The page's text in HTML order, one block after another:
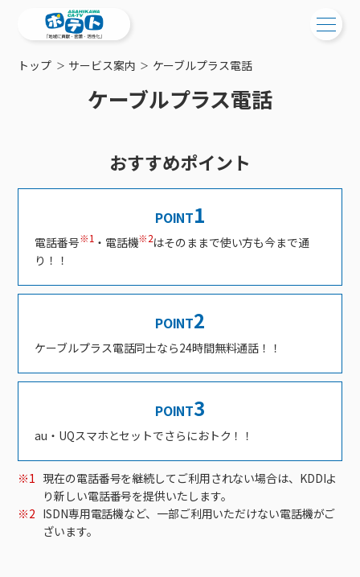
工事・配線について
ポテトを導入している集合住宅
物件情報
特典・キャンペーン
ご加入中のサービス確認・変更
サポートサービス
新着情報
ポテトからのプレゼント
イベントカレンダー
サービス案内
ケーブルテレビ
ケーブルテレビトップ
チャンネル紹介
NHK衛星受信料団体⼀括⽀払
機器⼀覧
インターネット
インターネットトップ
Wi-Fiサービス
ポテトホーム防犯カメラ
オプションサービス
インターネットギガシェアプラン
固定電話
基本料⾦・通話料⾦
オプションサービス
auスマートバリュー
auまとめトーク
ポテトスマートフォントップ
料⾦プラン
オプションサービス
でんき
でんきトップ
ポラリンでんき×ポテト
ポテトでんき
ケーブルプラスでんき
暮らしを快適にするサービス
暮らしを快適にするサービストップ
ポテトライフメール
⽣活あんしんサービス
みるプラス
お困りの方はこちら
会社案内
障害情報
マイページ
お申し込み
トップ サービス案内 ケーブルプラス電話
ケーブルプラス電話
おすすめポイント
POINT1
電話番号※1・電話機※2はそのままで使い方も今まで通
り！！
POINT2
ケーブルプラス電話同士なら24時間無料通話！！
POINT3
au・UQスマホとセットでさらにおトク！！
※1 現在の電話番号を継続してご利用されない場合は、KDDIよ
り新しい電話番号を提供いたします。
※2 ISDN専用電話機など、一部ご利用いただけない電話機がご
ざいます。